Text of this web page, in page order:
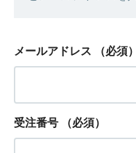
メールアドレス （必須）
受注番号 （必須）